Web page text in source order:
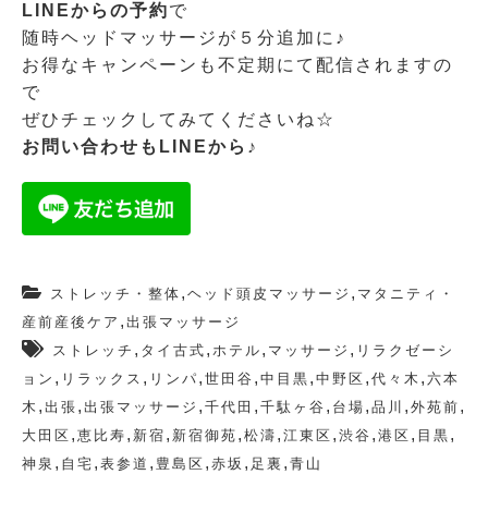
LINEからの予約で
随時ヘッドマッサージが５分追加に♪
お得なキャンペーンも不定期にて配信されますの
で
ぜひチェックしてみてくださいね☆
お問い合わせもLINEから♪
ストレッチ・整体 , ヘッド頭皮マッサージ , マタニティ・
産前産後ケア , 出張マッサージ
ストレッチ , タイ古式 , ホテル , マッサージ , リラクゼーシ
ョン , リラックス , リンパ , 世田谷 , 中目黒 , 中野区 , 代々木 , 六本
木 , 出張 , 出張マッサージ , 千代田 , 千駄ヶ谷 , 台場 , 品川 , 外苑前 ,
大田区 , 恵比寿 , 新宿 , 新宿御苑 , 松濤 , 江東区 , 渋谷 , 港区 , 目黒 ,
神泉 , 自宅 , 表参道 , 豊島区 , 赤坂 , 足裏 , 青山